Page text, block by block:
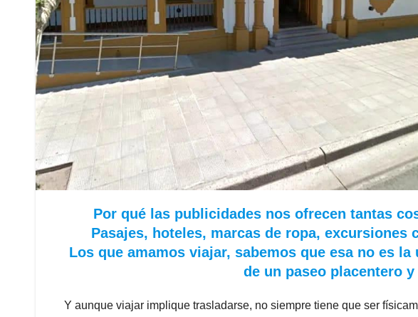
Por qué las publicidades nos ofrecen tantas
Pasajes, hoteles, marcas de ropa,
Los que amamos viajar, sabemos que esa no es
de un paseo placentero
Y aunque viajar implique trasladarse, no siempre tiene que ser